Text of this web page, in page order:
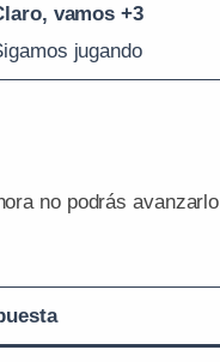
vamos +3
jugando
no podrás avanzarlo